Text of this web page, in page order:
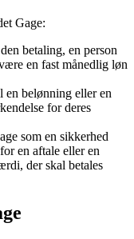
Gage:
betaling, en person
en fast månedlig løn
en belønning eller en
for deres
som en sikkerhed
en aftale eller en
der skal betales